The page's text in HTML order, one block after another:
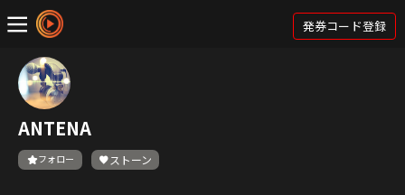
発券コード登録
ANTENA
フォロー ストーン